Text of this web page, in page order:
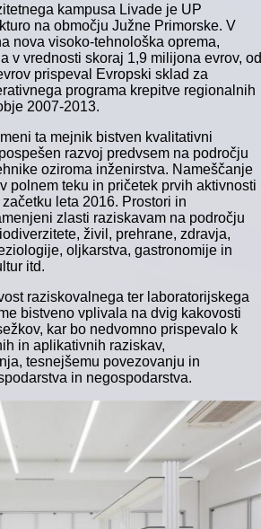
kampusa Livade je UP
na območju Južne Primorske. V
nova visoko-tehnološka oprema,
v vrednosti skoraj 1,9 milijona evrov, od
prispeval Evropski sklad za
programa krepitve regionalnih
2007-2013.
ta mejnik bistven kvalitativni
razvoj predvsem na področju
oziroma inženirstva. Nameščanje
polnem teku in pričetek prvih aktivnosti
leta 2016. Prostori in
zlasti raziskavam na področju
živil, prehrane, zdravja,
oljkarstva, gastronomije in
itd.
raziskovalnega ter laboratorijskega
bistveno vplivala na dvig kakovosti
kar bo nedvomno prispevalo k
in aplikativnih raziskav,
tesnejšemu povezovanju in
in negospodarstva.